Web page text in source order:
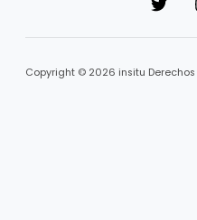
Copyright © 2026 insitu